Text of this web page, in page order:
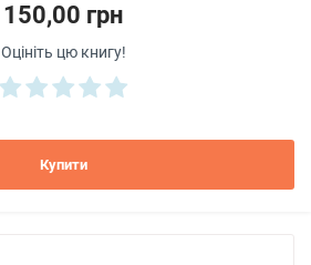
150,00 грн
Оцініть цю книгу!
Купити